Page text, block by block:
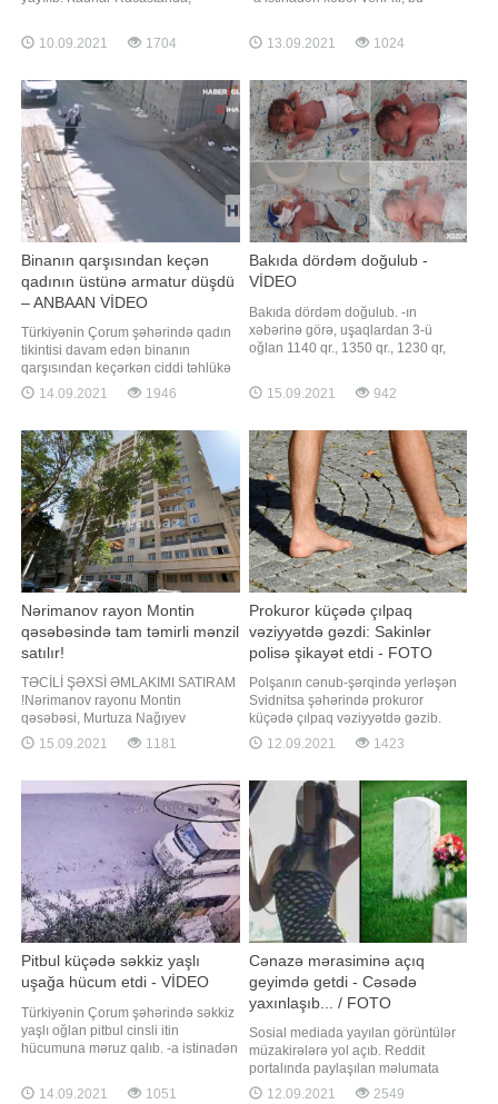
a istinadən xəbər verir ki, videodan
göründüyü kimi, kobra ilanı yerdə
odeyalın altına girir. Bu vaxt kişi qəfil
ayılaraq yerindən sıçrayır
10.09.2021 1704
Malinovskaya koronavirusun
gözlənilməz səbəbləri barədə
sözlərinə görə, insanın psixoloji
vəziyyətinin immun sistemə böyük
təsiri var. "Qorxu
13.09.2021 1024
Binanın qarşısından keçən
qadının üstünə armatur düşdü
– ANBAAN VİDEO
Türkiyənin Çorum şəhərində qadın
tikintisi davam edən binanın
qarşısından keçərkən ciddi təhlükə
ilə üzləşib. -a istinadən xəbər verir
ki, hadisə anbaan inşaat
kameraları tərəfindən qeydə alınıb.
Görüntülərdə qadının onun üstünə
düşən armatur dirəklərdən
yayınmağa çalışdığ
14.09.2021 1946
Bakıda dördəm doğulub -
VİDEO
Bakıda dördəm doğulub. -ın
xəbərinə görə, uşaqlardan 3-ü
oğlan 1140 qr., 1350 qr., 1230 qr,
sakinləri olan 30 yaşlı Ülviyyə
Sofiyeva və 32 yaşlı Huseynbala
uşaqlar onların ilk övladlarıdır.
Qeysəriyyə əməliyyatı ilə doğulan
uşaqları
15.09.2021 942
Nərimanov rayon Montin
qəsəbəsində tam təmirli mənzil
satılır!
TƏCİLİ ŞƏXSİ ƏMLAKIMI SATIRAM
!Nərimanov rayonu Montin
qəsəbəsi, Murtuza Nağıyev
küçəsində yeni tikili 16 mərtəbəli
binanın 6-cı mərtəbəsində yerləşir.
yataq otağı, zal+studio mətbəx,
sanitar qovşaq, dəhliz və iki
eyvandan ibarətdir. Qaz, su, işıq
daimidir. İstilik sistem
15.09.2021 1181
Prokuror küçədə çılpaq
vəziyyətdə gəzdi: Sakinlər
polisə şikayət etdi - FOTO
Polşanın cənub-şərqində yerləşən
Svidnitsa şəhərində prokuror
küçədə çılpaq vəziyyətdə gəzib.
Ətrafdakı insanların çəkdiyi
fotolarda çılpaq vəziyyətdə olan
ərzaq mağazalarını gəzdiyi əks
olunub. Digər görüntülərdə
prokurorun tamamilə çılpaq bir
vəziyyətdə küçələr
12.09.2021 1423
Pitbul küçədə səkkiz yaşlı
uşağa hücum etdi - VİDEO
Türkiyənin Çorum şəhərində səkkiz
yaşlı oğlan pitbul cinsli itin
hücumuna məruz qalıb. -a istinadən
təhlükəsizlik kameraları tərəfindən
14.09.2021 1051
Cənazə mərasiminə açıq
geyimdə getdi - Cəsədə
yaxınlaşıb... / FOTO
Sosial mediada yayılan görüntülər
müzakirələrə yol açıb. Reddit
portalında paylaşılan məlumata
görə, qız babasının cənazə
12.09.2021 2549